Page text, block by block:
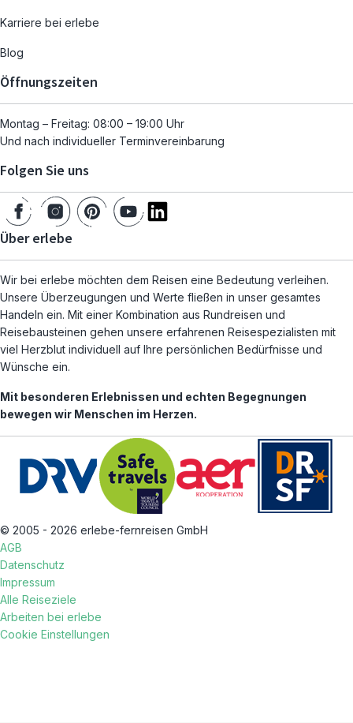
Karriere bei erlebe
Blog
Öffnungszeiten
Montag – Freitag: 08:00 – 19:00 Uhr
Und nach individueller Terminvereinbarung
Folgen Sie uns
Über erlebe
Wir bei erlebe möchten dem Reisen eine Bedeutung verleihen.
Unsere Überzeugungen und Werte fließen in unser gesamtes
Handeln ein. Mit einer Kombination aus Rundreisen und
Reisebausteinen gehen unsere erfahrenen Reisespezialisten mit
viel Herzblut individuell auf Ihre persönlichen Bedürfnisse und
Wünsche ein.
Mit besonderen Erlebnissen und echten Begegnungen
bewegen wir Menschen im Herzen.
© 2005 - 2026 erlebe-fernreisen GmbH
AGB
Datenschutz
Impressum
Alle Reiseziele
Arbeiten bei erlebe
Cookie Einstellungen